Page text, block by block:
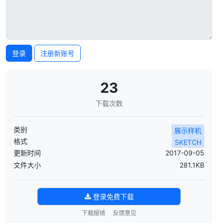
登录 注册新账号
23
下载次数
类别
展示样机
格式
SKETCH
更新时间
2017-09-05
文件大小
281.1KB
登录免费下载
下载报错 反馈意见